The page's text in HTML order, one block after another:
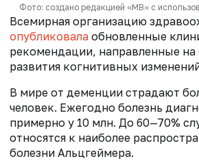
Фото: создано редакцией «МВ» с
Всемирная организацию
опубликовала обновленные
рекомендации, направленные
развития когнитивных
В мире от деменции страдают
человек. Ежегодно болезнь
примерно у 10 млн. До 60—70%
относятся к наиболее
болезни Альцгеймера.